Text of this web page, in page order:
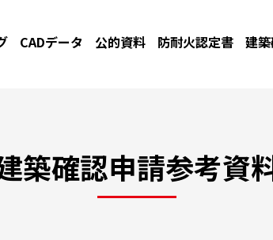
CADデータ 公的資料 防耐火認定書 建
築確認申請参考資